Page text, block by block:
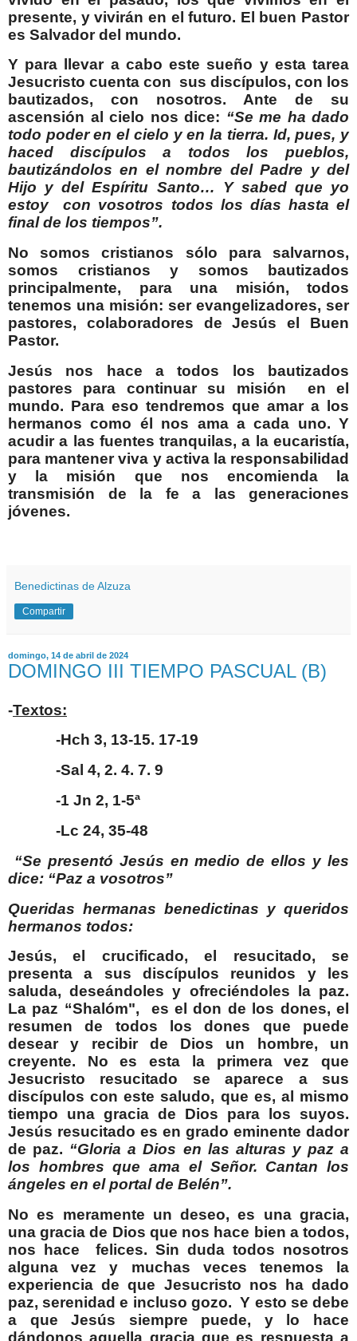
presente, y vivirán en el futuro. El buen Pastor
es Salvador del mundo.
Y para llevar a cabo este sueño y esta tarea
Jesucristo cuenta con sus discípulos, con los
bautizados, con nosotros. Ante de su
ascensión al cielo nos dice: “Se me ha dado
todo poder en el cielo y en la tierra. Id, pues, y
haced discípulos a todos los pueblos,
bautizándolos en el nombre del Padre y del
Hijo y del Espíritu Santo… Y sabed que yo
estoy
con vosotros todos los días hasta el
final de los tiempos”.
No somos cristianos sólo para salvarnos,
somos cristianos y somos bautizados
principalmente, para una misión, todos
tenemos una misión: ser evangelizadores, ser
pastores, colaboradores de Jesús el Buen
Pastor.
Jesús nos hace a todos los bautizados
pastores para continuar su misión
en el
mundo. Para eso tendremos que amar a los
hermanos como él nos ama a cada uno. Y
acudir a las fuentes tranquilas, a la eucaristía,
para mantener viva y activa la responsabilidad
y la misión que nos encomienda la
transmisión de la fe a las generaciones
jóvenes.
Benedictinas de Alzuza
Compartir
domingo, 14 de abril de 2024
DOMINGO III TIEMPO PASCUAL (B)
-Textos:
-Hch 3, 13-15. 17-19
-Sal 4, 2. 4. 7. 9
-1 Jn 2, 1-5ª
-Lc 24, 35-48
“Se presentó Jesús en medio de ellos y les
dice: “Paz a vosotros”
Queridas hermanas benedictinas y queridos
hermanos todos:
Jesús, el crucificado, el resucitado, se
presenta a sus discípulos reunidos y les
saluda, deseándoles y ofreciéndoles la paz.
La paz “Shalóm",
es el don de los dones, el
resumen de todos los dones que puede
desear y recibir de Dios un hombre, un
creyente. No es esta la primera vez que
Jesucristo resucitado se aparece a sus
discípulos con este saludo, que es, al mismo
tiempo una gracia de Dios para los suyos.
Jesús resucitado es en grado eminente dador
de paz. “Gloria a Dios en las alturas y paz a
los hombres que ama el Señor. Cantan los
ángeles en el portal de Belén”.
No es meramente un deseo, es una gracia,
una gracia de Dios que nos hace bien a todos,
nos hace
felices. Sin duda todos nosotros
alguna vez y muchas veces tenemos la
experiencia de que Jesucristo nos ha dado
paz, serenidad e incluso gozo. Y esto se debe
a que Jesús siempre puede, y lo hace
dándonos aquella gracia que es respuesta a